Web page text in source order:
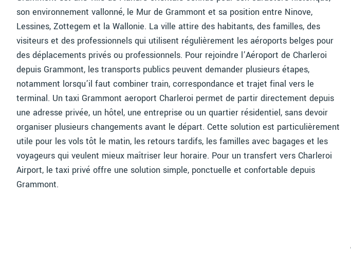
son environnement vallonné, le Mur de Grammont et sa position entre Ninove,
Lessines, Zottegem et la Wallonie. La ville attire des habitants, des familles, des
visiteurs et des professionnels qui utilisent régulièrement les aéroports belges pour
des déplacements privés ou professionnels. Pour rejoindre l’Aéroport de Charleroi
depuis Grammont, les transports publics peuvent demander plusieurs étapes,
notamment lorsqu’il faut combiner train, correspondance et trajet final vers le
terminal. Un taxi Grammont aeroport Charleroi permet de partir directement depuis
une adresse privée, un hôtel, une entreprise ou un quartier résidentiel, sans devoir
organiser plusieurs changements avant le départ. Cette solution est particulièrement
utile pour les vols tôt le matin, les retours tardifs, les familles avec bagages et les
voyageurs qui veulent mieux maîtriser leur horaire. Pour un transfert vers Charleroi
Airport, le taxi privé offre une solution simple, ponctuelle et confortable depuis
Grammont.